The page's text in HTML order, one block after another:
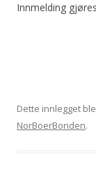
Innmelding
Dette innlegget
NorBoerBonden.